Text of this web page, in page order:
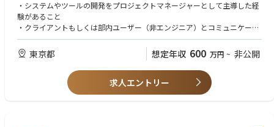
・システムやツールの開発をプロジェクトマネージャーとして主導した経
験があること
・クライアントもしくは部内ユーザー（非エンジニア）とコミュニケーシ
ョンを取り、要件を整理・具体化した経験
・コンサル、金融系ベンダー、金融機関いずれかでの業務経験
以下いずれかを満たすと尚良い：
・生成AIを用いたシステムやツールの開発に関与した実務経験がある方、
東京都 想定年収 600 万円 ~ 非公開
求人エントリー